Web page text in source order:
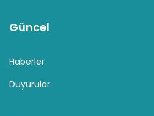
Güncel
Haberler
Duyurular